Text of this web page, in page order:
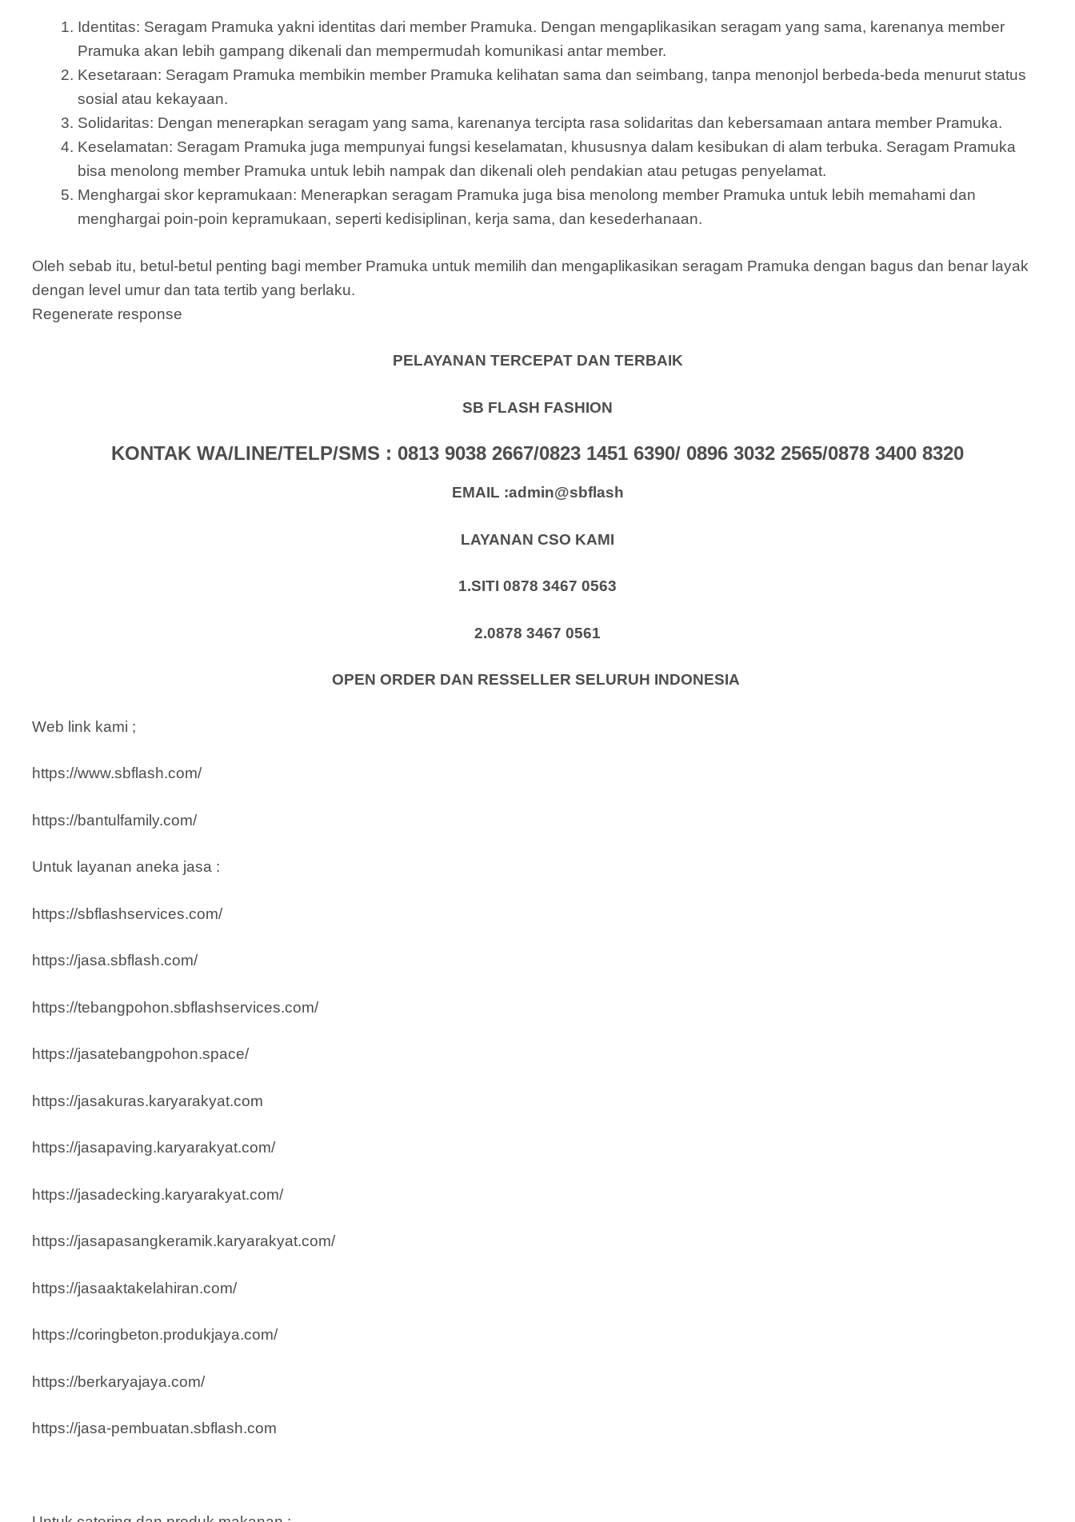
Identitas: Seragam Pramuka yakni identitas dari member Pramuka. Dengan mengaplikasikan seragam yang sama, karenanya member
Pramuka akan lebih gampang dikenali dan mempermudah komunikasi antar member.
Kesetaraan: Seragam Pramuka membikin member Pramuka kelihatan sama dan seimbang, tanpa menonjol berbeda-beda menurut status
sosial atau kekayaan.
Solidaritas: Dengan menerapkan seragam yang sama, karenanya tercipta rasa solidaritas dan kebersamaan antara member Pramuka.
Keselamatan: Seragam Pramuka juga mempunyai fungsi keselamatan, khususnya dalam kesibukan di alam terbuka. Seragam Pramuka
bisa menolong member Pramuka untuk lebih nampak dan dikenali oleh pendakian atau petugas penyelamat.
Menghargai skor kepramukaan: Menerapkan seragam Pramuka juga bisa menolong member Pramuka untuk lebih memahami dan
menghargai poin-poin kepramukaan, seperti kedisiplinan, kerja sama, dan kesederhanaan.
Oleh sebab itu, betul-betul penting bagi member Pramuka untuk memilih dan mengaplikasikan seragam Pramuka dengan bagus dan benar layak
dengan level umur dan tata tertib yang berlaku.
Regenerate response
PELAYANAN TERCEPAT DAN TERBAIK
SB FLASH FASHION
KONTAK WA/LINE/TELP/SMS : 0813 9038 2667/0823 1451 6390/ 0896 3032 2565/0878 3400 8320
EMAIL :admin@sbflash
LAYANAN CSO KAMI
1.SITI 0878 3467 0563
2.0878 3467 0561
OPEN ORDER DAN RESSELLER SELURUH INDONESIA
Web link kami ;
https://www.sbflash.com/
https://bantulfamily.com/
Untuk layanan aneka jasa :
https://sbflashservices.com/
https://jasa.sbflash.com/
https://tebangpohon.sbflashservices.com/
https://jasatebangpohon.space/
https://jasakuras.karyarakyat.com
https://jasapaving.karyarakyat.com/
https://jasadecking.karyarakyat.com/
https://jasapasangkeramik.karyarakyat.com/
https://jasaaktakelahiran.com/
https://coringbeton.produkjaya.com/
https://berkaryajaya.com/
https://jasa-pembuatan.sbflash.com